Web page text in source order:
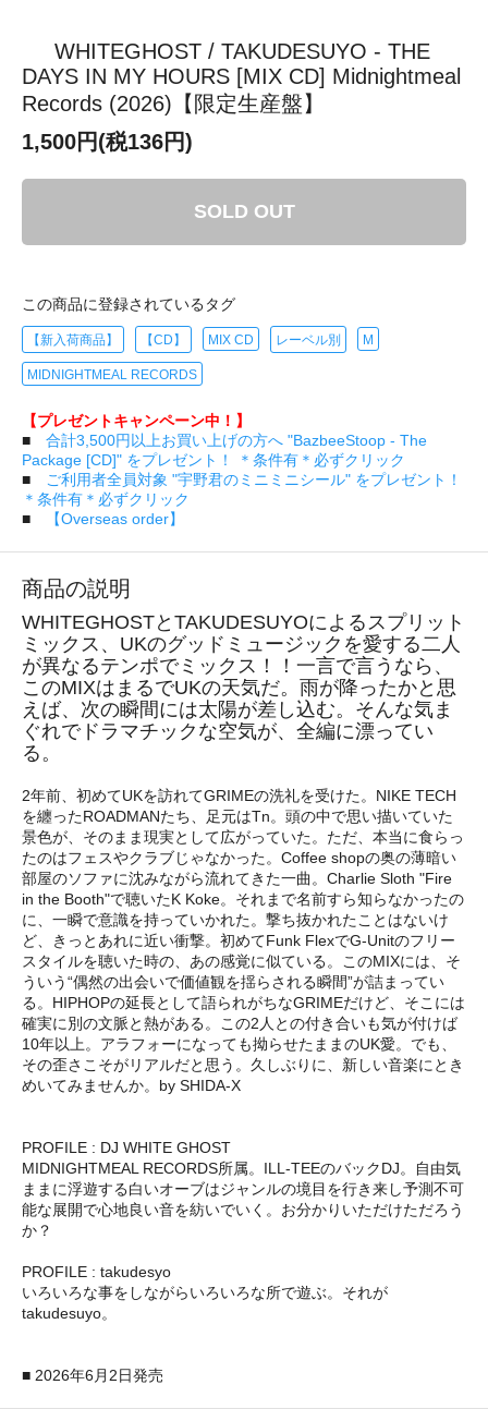
WHITEGHOST / TAKUDESUYO - THE
DAYS IN MY HOURS [MIX CD] Midnightmeal
Records (2026)【限定生産盤】
1,500円(税136円)
SOLD OUT
この商品に登録されているタグ
【新入荷商品】 【CD】 MIX CD レーベル別 M
MIDNIGHTMEAL RECORDS
【プレゼントキャンペーン中！】
■ 合計3,500円以上お買い上げの方へ "BazbeeStoop - The
Package [CD]" をプレゼント！ ＊条件有＊必ずクリック
■
ご利用者全員対象 "宇野君のミニミニシール" をプレゼント！
＊条件有＊必ずクリック
■
【Overseas order】
商品の説明
WHITEGHOSTとTAKUDESUYOによるスプリット
ミックス、UKのグッドミュージックを愛する二人
が異なるテンポでミックス！！一言で言うなら、
このMIXはまるでUKの天気だ。雨が降ったかと思
えば、次の瞬間には太陽が差し込む。そんな気ま
ぐれでドラマチックな空気が、全編に漂ってい
る。
2年前、初めてUKを訪れてGRIMEの洗礼を受けた。NIKE TECH
を纏ったROADMANたち、足元はTn。頭の中で思い描いていた
景色が、そのまま現実として広がっていた。ただ、本当に食らっ
たのはフェスやクラブじゃなかった。Coffee shopの奥の薄暗い
部屋のソファに沈みながら流れてきた一曲。Charlie Sloth "Fire
in the Booth"で聴いたK Koke。それまで名前すら知らなかったの
に、一瞬で意識を持っていかれた。撃ち抜かれたことはないけ
ど、きっとあれに近い衝撃。初めてFunk FlexでG-Unitのフリー
スタイルを聴いた時の、あの感覚に似ている。このMIXには、そ
ういう“偶然の出会いで価値観を揺らされる瞬間”が詰まってい
る。HIPHOPの延長として語られがちなGRIMEだけど、そこには
確実に別の文脈と熱がある。この2人との付き合いも気が付けば
10年以上。アラフォーになっても拗らせたままのUK愛。でも、
その歪さこそがリアルだと思う。久しぶりに、新しい音楽にとき
めいてみませんか。by SHIDA-X
PROFILE : DJ WHITE GHOST
MIDNIGHTMEAL RECORDS所属。ILL-TEEのバックDJ。自由気
ままに浮遊する白いオーブはジャンルの境目を行き来し予測不可
能な展開で心地良い音を紡いでいく。お分かりいただけただろう
か？
PROFILE : takudesyo
いろいろな事をしながらいろいろな所で遊ぶ。それが
takudesuyo。
■ 2026年6月2日発売